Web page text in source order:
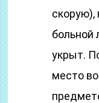
скорую),
больной
укрыт.
место